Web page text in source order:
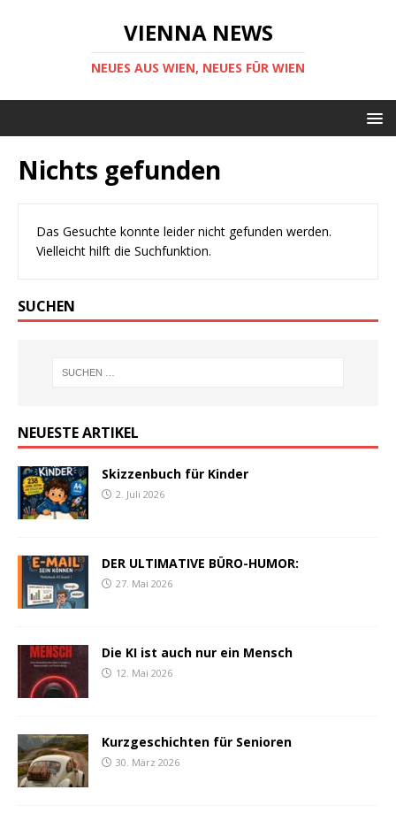
VIENNA NEWS
NEUES AUS WIEN, NEUES FÜR WIEN
Nichts gefunden
Das Gesuchte konnte leider nicht gefunden werden.
Vielleicht hilft die Suchfunktion.
SUCHEN
NEUESTE ARTIKEL
Skizzenbuch für Kinder
2. Juli 2026
DER ULTIMATIVE BÜRO-HUMOR:
27. Mai 2026
Die KI ist auch nur ein Mensch
12. Mai 2026
Kurzgeschichten für Senioren
30. März 2026